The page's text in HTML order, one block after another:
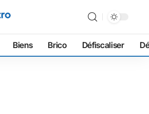
Biens Brico Défiscaliser